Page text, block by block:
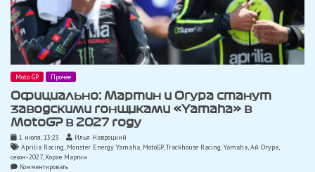
Moto GP Прочее
Официально: Мартин и Огура станут
заводскими гонщиками «Yamaha» в
MotoGP в 2027 году
1 июля, 13:23
Илья Навроцкий
Aprilia Racing, Monster Energy Yamaha, MotoGP,Trackhouse Racing,Yamaha,Ай Огура
сезон-2027,Хорхе Мартин
Комментироватьon